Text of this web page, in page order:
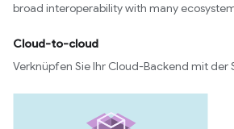
broad interoperability with many
Cloud-to-cloud
Verknüpfen Sie Ihr Cloud-Backend mit der